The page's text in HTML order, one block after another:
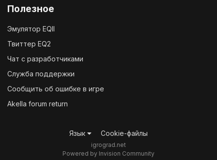
Полезное
Эмулятор EQII
Твиттер EQ2
Чат с разработчиками
Служба поддержки
Сообщить об ошибке в игре
Akella forum return
Язык Cookie-файлы
igrograd.net
Powered by Invision Community